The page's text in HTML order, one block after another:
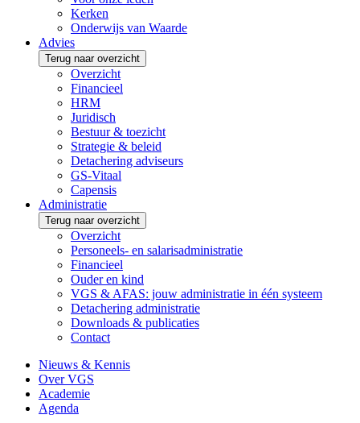
Kerken
Onderwijs van Waarde
Advies
Terug naar overzicht
Overzicht
Financieel
HRM
Juridisch
Bestuur & toezicht
Strategie & beleid
Detachering adviseurs
GS-Vitaal
Capensis
Administratie
Terug naar overzicht
Overzicht
Personeels- en salarisadministratie
Financieel
Ouder en kind
VGS & AFAS: jouw administratie in één systeem
Detachering administratie
Downloads & publicaties
Contact
Nieuws & Kennis
Over VGS
Academie
Agenda